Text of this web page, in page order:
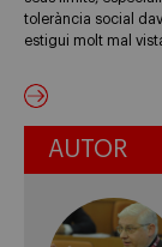
tolerància social
estigui molt mal
AUTOR